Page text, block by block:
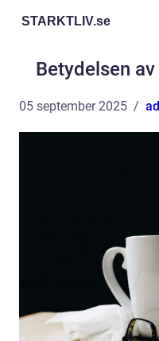
STARKTLIV.se
Betydelsen
05 september 2025